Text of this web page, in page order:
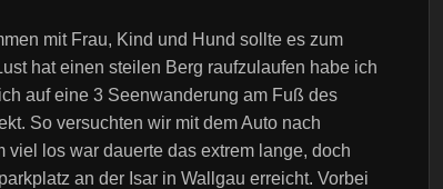
mit Frau, Kind und Hund sollte es zum
hat einen steilen Berg raufzulaufen habe ich
auf eine 3 Seenwanderung am Fuß des
So versuchten wir mit dem Auto nach
viel los war dauerte das extrem lange, doch
an der Isar in Wallgau erreicht. Vorbei